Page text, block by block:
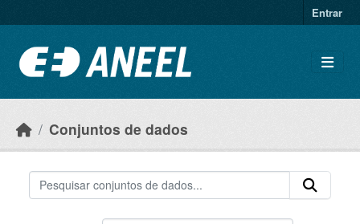
Entrar
Conjuntos de dados